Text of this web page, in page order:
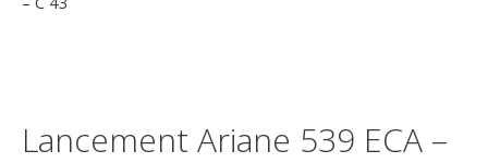
Lancement Ariane 539 ECA –